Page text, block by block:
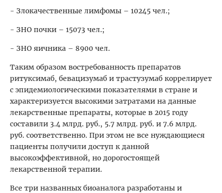
- Злокачественные лимфомы – 10245 чел.;
- ЗНО почки – 15073 чел.;
- ЗНО яичника – 8900 чел.
Таким образом востребованность препаратов
ритуксимаб, бевацизумаб и трастузумаб коррелирует
с эпидемиологическими показателями в стране и
характеризуется высокими затратами на данные
лекарственные препараты, которые в 2015 году
составили 3.4 млрд. руб., 5.7 млрд. руб. и 7.6 млрд.
руб. соответственно. При этом не все нуждающиеся
пациенты получили доступ к данной
высокоэффективной, но дорогостоящей
лекарственной терапии.
Все три названных биоаналога разработаны и